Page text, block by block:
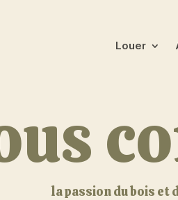
Louer
la passion du bois et